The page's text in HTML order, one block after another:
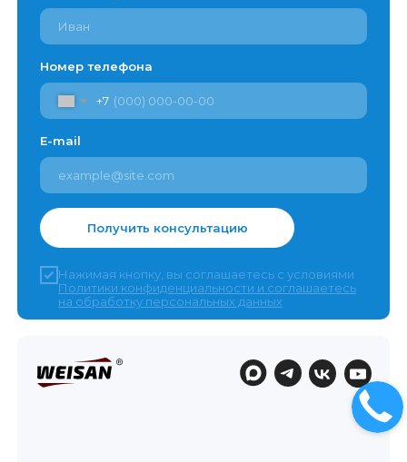
Номер телефона
+7
E-mail
Нажимая кнопку, вы соглашаетесь с условиями
Политики конфиденциальности и соглашаетесь
на обработку персональных данных
Получить консультацию